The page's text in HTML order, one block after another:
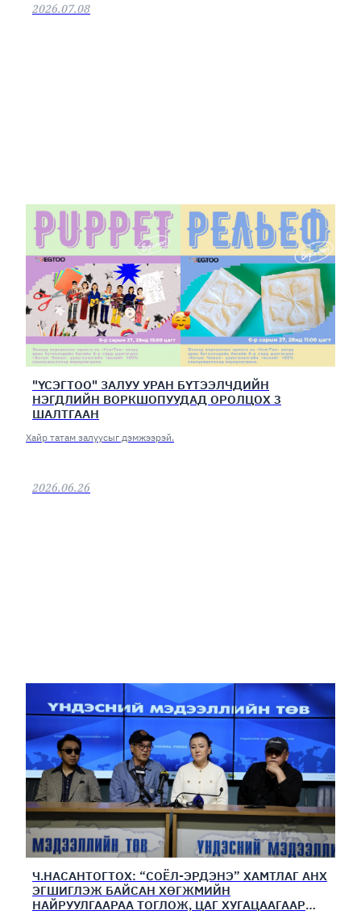
2026.07.08
"ҮСЭГТОО" ЗАЛУУ УРАН БҮТЭЭЛЧДИЙН
НЭГДЛИЙН ВОРКШОПУУДАД ОРОЛЦОХ 3
ШАЛТГААН
Хайр татам залуусыг дэмжээрэй.
2026.06.26
Ч.НАСАНТОГТОХ: “СОЁЛ-ЭРДЭНЭ” ХАМТЛАГ АНХ
ЭГШИГЛЭЖ БАЙСАН ХӨГЖМИЙН
НАЙРУУЛГААРАА ТОГЛОЖ, ЦАГ ХУГАЦААГААР